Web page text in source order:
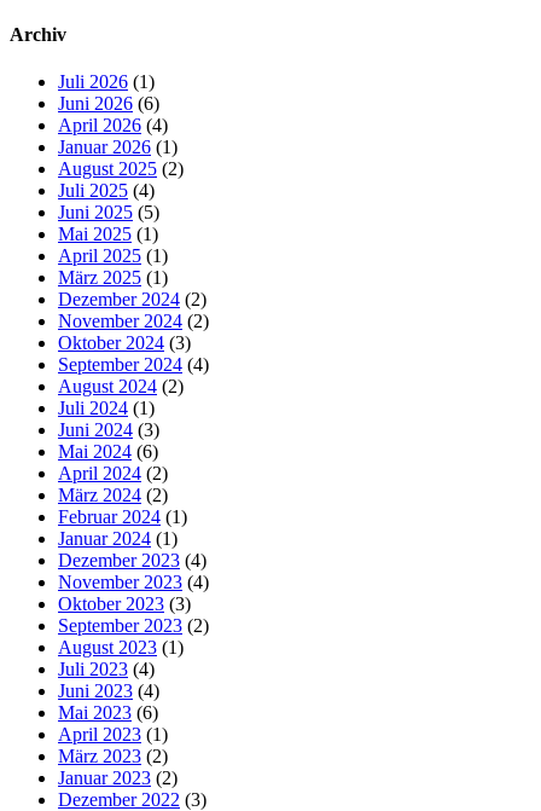
Archiv
Juli 2026 (1)
Juni 2026 (6)
April 2026 (4)
Januar 2026 (1)
August 2025 (2)
Juli 2025 (4)
Juni 2025 (5)
Mai 2025 (1)
April 2025 (1)
März 2025 (1)
Dezember 2024 (2)
November 2024 (2)
Oktober 2024 (3)
September 2024 (4)
August 2024 (2)
Juli 2024 (1)
Juni 2024 (3)
Mai 2024 (6)
April 2024 (2)
März 2024 (2)
Februar 2024 (1)
Januar 2024 (1)
Dezember 2023 (4)
November 2023 (4)
Oktober 2023 (3)
September 2023 (2)
August 2023 (1)
Juli 2023 (4)
Juni 2023 (4)
Mai 2023 (6)
April 2023 (1)
März 2023 (2)
Januar 2023 (2)
Dezember 2022 (3)